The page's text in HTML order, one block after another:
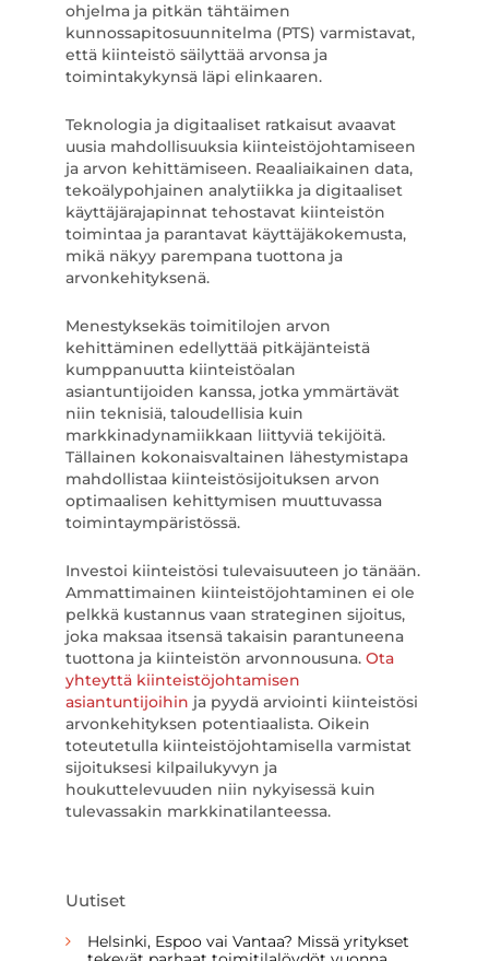
ohjelma ja pitkän tähtäimen
kunnossapitosuunnitelma (PTS) varmistavat,
että kiinteistö säilyttää arvonsa ja
toimintakykynsä läpi elinkaaren.
Teknologia ja digitaaliset ratkaisut avaavat
uusia mahdollisuuksia kiinteistöjohtamiseen
ja arvon kehittämiseen. Reaaliaikainen data,
tekoälypohjainen analytiikka ja digitaaliset
käyttäjärajapinnat tehostavat kiinteistön
toimintaa ja parantavat käyttäjäkokemusta,
mikä näkyy parempana tuottona ja
arvonkehityksenä.
Menestyksekäs toimitilojen arvon
kehittäminen edellyttää pitkäjänteistä
kumppanuutta kiinteistöalan
asiantuntijoiden kanssa, jotka ymmärtävät
niin teknisiä, taloudellisia kuin
markkinadynamiikkaan liittyviä tekijöitä.
Tällainen kokonaisvaltainen lähestymistapa
mahdollistaa kiinteistösijoituksen arvon
optimaalisen kehittymisen muuttuvassa
toimintaympäristössä.
Investoi kiinteistösi tulevaisuuteen jo tänään.
Ammattimainen kiinteistöjohtaminen ei ole
pelkkä kustannus vaan strateginen sijoitus,
joka maksaa itsensä takaisin parantuneena
tuottona ja kiinteistön arvonnousuna. Ota
yhteyttä kiinteistöjohtamisen
asiantuntijoihin ja pyydä arviointi kiinteistösi
arvonkehityksen potentiaalista. Oikein
toteutetulla kiinteistöjohtamisella varmistat
sijoituksesi kilpailukyvyn ja
houkuttelevuuden niin nykyisessä kuin
tulevassakin markkinatilanteessa.
Uutiset
Helsinki, Espoo vai Vantaa? Missä yritykset